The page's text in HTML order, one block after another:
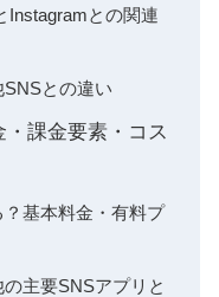
Instagramとの関連
との違い
課金要素・コス
基本料金・有料プ
主要SNSアプリと